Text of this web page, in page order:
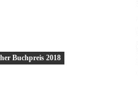
Buchpreis 2018